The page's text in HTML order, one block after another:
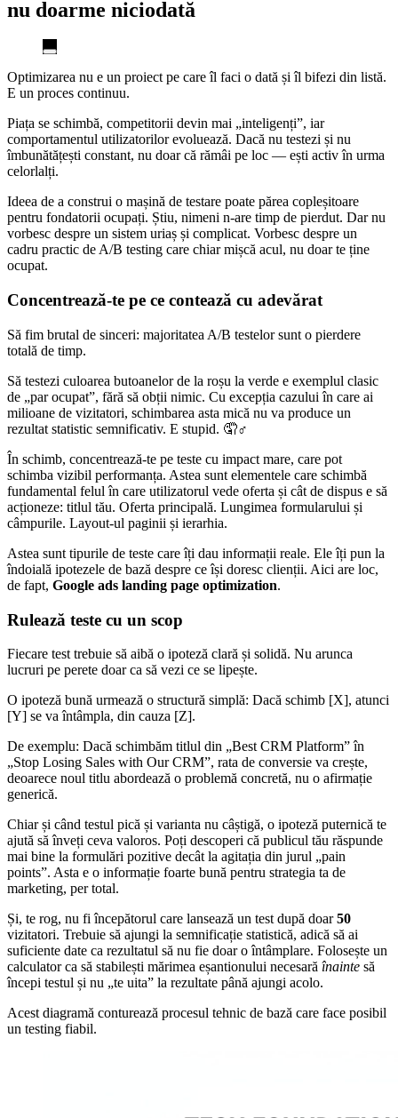
nu doarme niciodată
Optimizarea nu e un proiect pe care îl faci o dată și îl bifezi din listă.
E un proces continuu.
Piața se schimbă, competitorii devin mai „inteligenți”, iar
comportamentul utilizatorilor evoluează. Dacă nu testezi și nu
îmbunătățești constant, nu doar că rămâi pe loc — ești activ în urma
celorlalți.
Ideea de a construi o mașină de testare poate părea copleșitoare
pentru fondatorii ocupați. Știu, nimeni n-are timp de pierdut. Dar nu
vorbesc despre un sistem uriaș și complicat. Vorbesc despre un
cadru practic de A/B testing care chiar mișcă acul, nu doar te ține
ocupat.
Concentrează-te pe ce contează cu adevărat
Să fim brutal de sinceri: majoritatea A/B testelor sunt o pierdere
totală de timp.
Să testezi culoarea butoanelor de la roșu la verde e exemplul clasic
de „par ocupat”, fără să obții nimic. Cu excepția cazului în care ai
milioane de vizitatori, schimbarea asta mică nu va produce un
rezultat statistic semnificativ. E stupid. 🤦♂️
În schimb, concentrează-te pe teste cu impact mare, care pot
schimba vizibil performanța. Astea sunt elementele care schimbă
fundamental felul în care utilizatorul vede oferta și cât de dispus e să
acționeze: titlul tău. Oferta principală. Lungimea formularului și
câmpurile. Layout-ul paginii și ierarhia.
Astea sunt tipurile de teste care îți dau informații reale. Ele îți pun la
îndoială ipotezele de bază despre ce își doresc clienții. Aici are loc,
de fapt, Google ads landing page optimization.
Rulează teste cu un scop
Fiecare test trebuie să aibă o ipoteză clară și solidă. Nu arunca
lucruri pe perete doar ca să vezi ce se lipește.
O ipoteză bună urmează o structură simplă: Dacă schimb [X], atunci
[Y] se va întâmpla, din cauza [Z].
De exemplu: Dacă schimbăm titlul din „Best CRM Platform” în
„Stop Losing Sales with Our CRM”, rata de conversie va crește,
deoarece noul titlu abordează o problemă concretă, nu o afirmație
generică.
Chiar și când testul pică și varianta nu câștigă, o ipoteză puternică te
ajută să înveți ceva valoros. Poți descoperi că publicul tău răspunde
mai bine la formulări pozitive decât la agitația din jurul „pain
points”. Asta e o informație foarte bună pentru strategia ta de
marketing, per total.
Și, te rog, nu fi începătorul care lansează un test după doar50
vizitatori. Trebuie să ajungi la semnificație statistică, adică să ai
suficiente date ca rezultatul să nu fie doar o întâmplare. Folosește un
calculator ca să stabilești mărimea eșantionului necesară înainte să
începi testul și nu „te uita” la rezultate până ajungi acolo.
Acest diagramă conturează procesul tehnic de bază care face posibil
un testing fiabil.